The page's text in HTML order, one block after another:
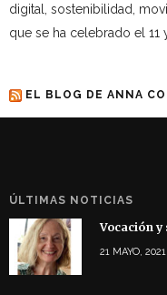
digital, sostenibilidad,
que se ha celebrado el 11
EL BLOG DE ANNA
ÚLTIMAS NOTICIAS
Vocación
21 MAYO, 2021